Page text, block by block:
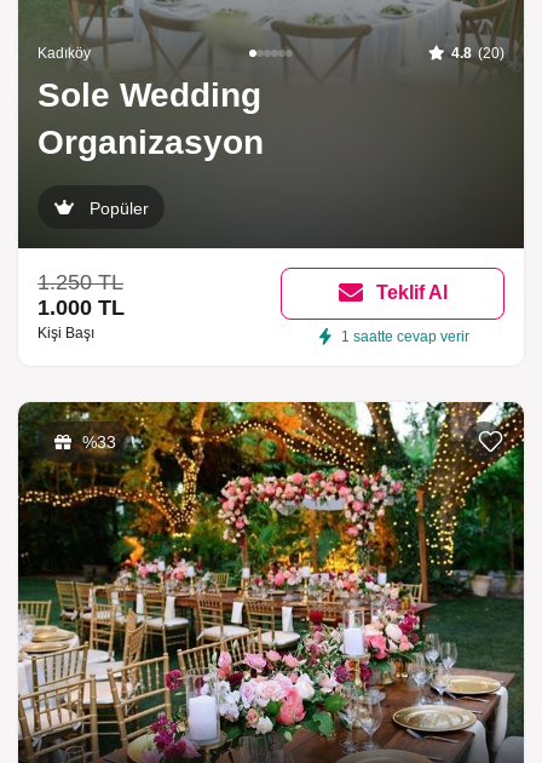
Kadıköy 4.8 (20)
Sole Wedding
Organizasyon
Popüler
1.250 TL
1.000 TL
Kişi Başı
Teklif Al
1 saatte cevap verir
%33 Listeme